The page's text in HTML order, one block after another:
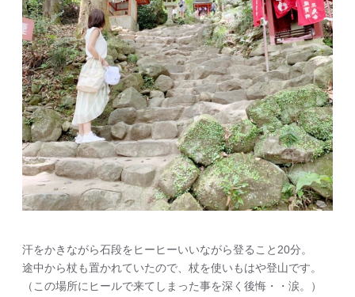
汗をかきながら石段をヒーヒーいいながら登ること20分。
途中から杖も置かれていたので、杖を使いもはや登山です。
（この場所にヒールで来てしまった事を深く後悔・・涙。）